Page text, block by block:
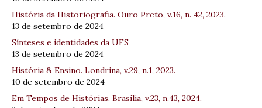
História da Historiografia. Ouro Preto, v.16, n. 42, 2023.
13 de setembro de 2024
Sínteses e identidades da UFS
13 de setembro de 2024
História & Ensino. Londrina, v.29, n.1, 2023.
10 de setembro de 2024
Em Tempos de Histórias. Brasília, v.23, n.43, 2024.